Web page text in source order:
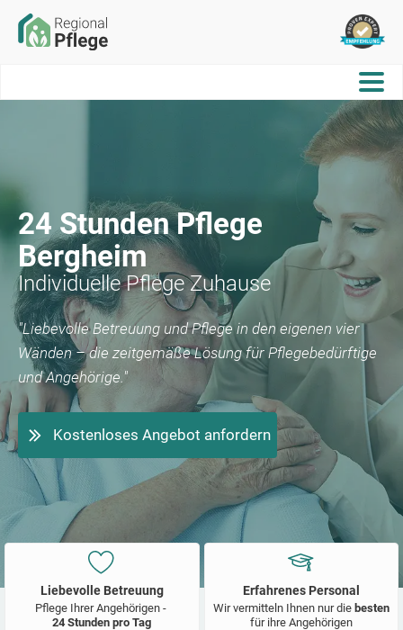
24 Stunden Pflege
Bergheim
Individuelle Pflege Zuhause
"Liebevolle Betreuung und Pflege in den eigenen vier
Wänden – die zeitgemäße Lösung für Pflegebedürftige
und Angehörige."
Kostenloses Angebot anfordern
Liebevolle Betreuung
Pflege Ihrer Angehörigen -
24 Stunden pro Tag
Erfahrenes Personal
Wir vermitteln Ihnen nur die besten
für ihre Angehörigen